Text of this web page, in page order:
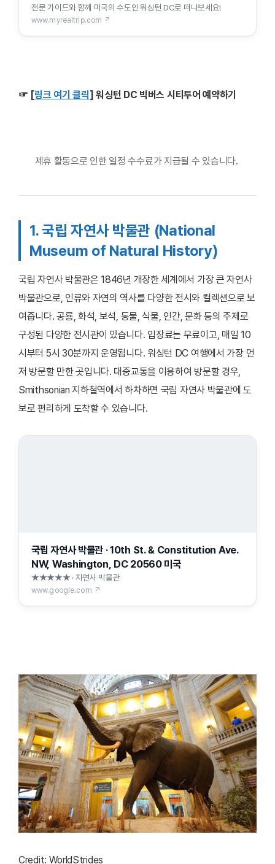
전문 가이드와 함께 미국의 수도인 워싱턴 DC로 떠나보세요!
www.myrealtrip.com ↗
☞ [링크 여기 클릭] 워싱턴 DC 빅버스 시티투어 예약하기
제휴 활동으로 인한 일정 수수료가 지급될 수 있습니다.
1. 국립 자연사 박물관 (National
Museum of Natural History)
국립 자연사 박물관은 1846년 개장한 세계에서 가장 큰 자연사
박물관으로, 인류와 자연의 역사를 다양한 전시와 컬렉션으로 보
여줍니다. 공룡, 화석, 보석, 동물, 식물, 인간, 문화 등의 주제로
구성된 다양한 전시관이 있습니다. 입장료는 무료이고, 매일 10
시부터 5시 30분까지 운영됩니다. 워싱턴 DC 여행에서 가장 먼
저 방문할 만한 곳입니다. 대중교통을 이용하여 방문할 경우,
Smithsonian 지하철역에서 하차하면 국립 자연사 박물관에 도
보로 편리하게 도착할 수 있습니다.
국립 자연사 박물관 · 10th St. & Constitution Ave.
NW, Washington, DC 20560 미국
★★★★★ · 자연사 박물관
www.google.com ↗
Credit: WorldStrides